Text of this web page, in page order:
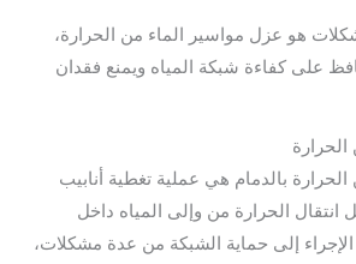
هو عزل مواسير الماء من الحرارة،
على كفاءة شبكة المياه ويمنع فقدان
بالدمام هي عملية تغطية أنابيب
انتقال الحرارة من وإلى المياه داخل
الإجراء إلى حماية الشبكة من عدة مشكلات،